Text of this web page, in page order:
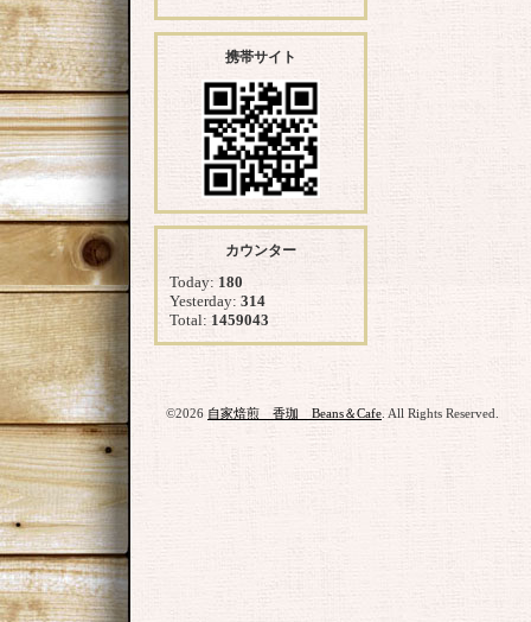
携帯サイト
カウンター
Today: 180
Yesterday: 314
Total: 1459043
©2026 自家焙煎 香珈 Beans＆Cafe . All Rights Reserved.